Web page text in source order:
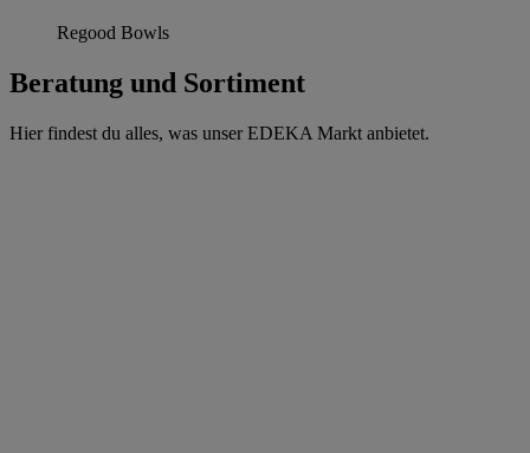
Regood Bowls
Beratung und Sortiment
Hier findest du alles, was unser EDEKA Markt anbietet.